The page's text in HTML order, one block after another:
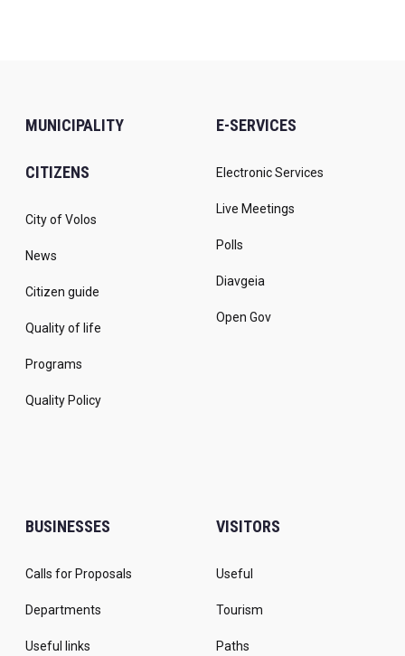
MUNICIPALITY
CITIZENS
City of Volos
News
Citizen guide
Quality of life
Programs
Quality Policy
E-SERVICES
Electronic Services
Live Meetings
Polls
Diavgeia
Open Gov
BUSINESSES
Calls for Proposals
Departments
Useful links
VISITORS
Useful
Tourism
Paths